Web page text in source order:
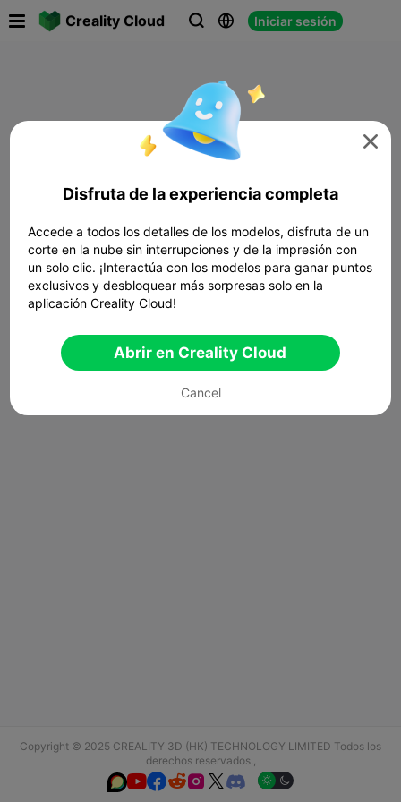
Creality Cloud   Iniciar sesión
Copyright © 2025 CREALITY 3D (HK) TECHNOLOGY LIMITED Todos los
derechos reservados.,
  

Disfruta de la experiencia completa
Accede a todos los detalles de los modelos, disfruta de un
corte en la nube sin interrupciones y de la impresión con
un solo clic. ¡Interactúa con los modelos para ganar puntos
exclusivos y desbloquear más sorpresas solo en la
aplicación Creality Cloud!
Abrir en Creality Cloud
Cancel